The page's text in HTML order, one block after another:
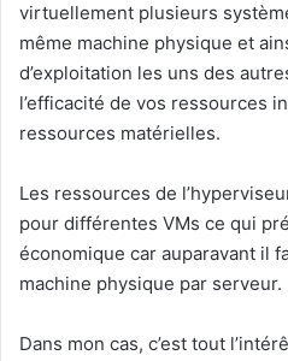
virtuellement plusieurs
même machine physique et
d’exploitation les uns des
l’efficacité de vos ressources
ressources matérielles.
Les ressources de
pour différentes VMs ce qui
économique car auparavant il
machine physique par serveur.
Dans mon cas, c’est tout